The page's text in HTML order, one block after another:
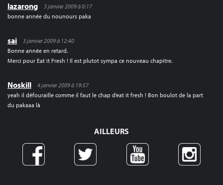
lazarong
3 janvier 2009 à 0:17
bonne année du nounours paka
sai
3 janvier 2009 à 12:40
Bonne année en retard.
Merci pour Eat it Fresh ! Il est plutot sympa ce nouveau chapitre.
Noskill
4 janvier 2009 à 19:57
yeah il défouraille comme il faut le chap d’eat it fresh ! Bon boulot de la part
du pakaaa là
AILLEURS